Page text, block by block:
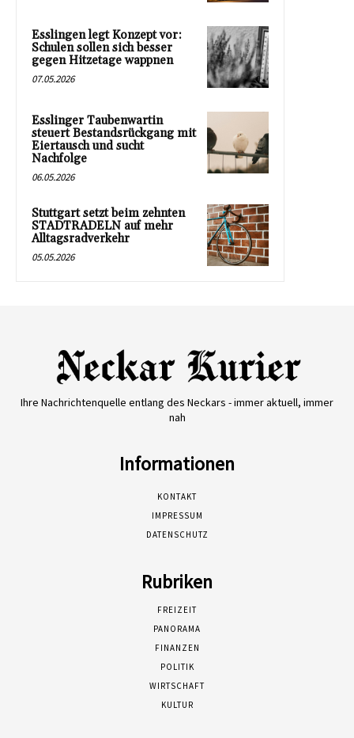
Esslingen legt Konzept vor:
Schulen sollen sich besser
gegen Hitzetage wappnen
07.05.2026
Esslinger Taubenwartin
steuert Bestandsrückgang mit
Eiertausch und sucht
Nachfolge
06.05.2026
Stuttgart setzt beim zehnten
STADTRADELN auf mehr
Alltagsradverkehr
05.05.2026
Ihre Nachrichtenquelle entlang des Neckars - immer aktuell, immer
nah
Informationen
KONTAKT
IMPRESSUM
DATENSCHUTZ
Rubriken
FREIZEIT
PANORAMA
FINANZEN
POLITIK
WIRTSCHAFT
KULTUR